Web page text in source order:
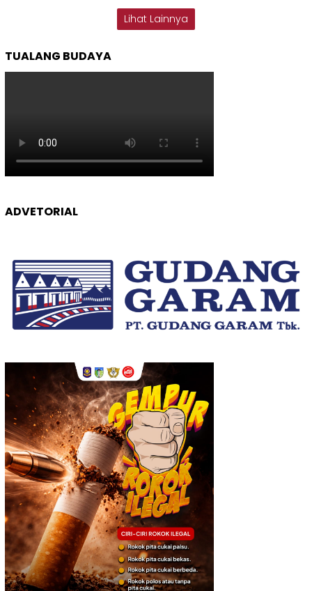
Lihat Lainnya
TUALANG BUDAYA
ADVETORIAL